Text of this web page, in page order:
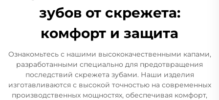
зубов от скрежета:
комфорт и защита
Ознакомьтесь с нашими высококачественными капами,
разработанными специально для предотвращения
последствий скрежета зубами. Наши изделия
изготавливаются с высокой точностью на современных
производственных мощностях, обеспечивая комфорт,